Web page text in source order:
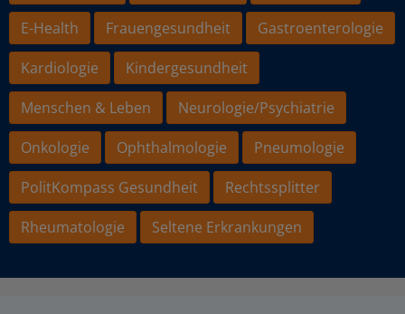
E-Health
Frauengesundheit
Gastroenterologie
Kardiologie
Kindergesundheit
Menschen & Leben
Neurologie/Psychiatrie
Onkologie
Ophthalmologie
Pneumologie
PolitKompass Gesundheit
Rechtssplitter
Rheumatologie
Seltene Erkrankungen